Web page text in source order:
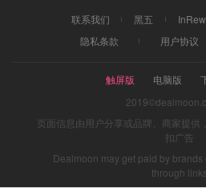
联系我们 黑五
隐私条款
用户协议
触屏版 电脑版
页面信息由用户分享或品牌、商家提
扣广告
Dealmoon may get paid by
through links